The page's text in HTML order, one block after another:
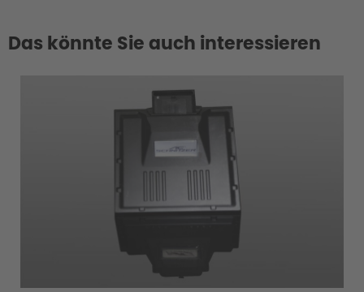
Kaltstartregelung
Das könnte Sie auch interessieren